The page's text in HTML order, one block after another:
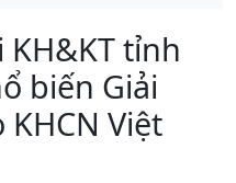
KH&KT tỉnh
biến Giải
Việt